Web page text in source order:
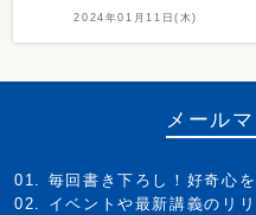
2024年01月11日(木)
メール
毎回書き下ろし！好奇心
イベントや最新講義のリ